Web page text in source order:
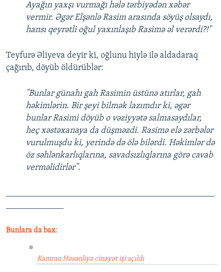
Ayağın yaxşı vurmağı hələ tərbiyədən xəbər
vermir. Əgər Elşənlə Rasim arasında söyüş olsaydı,
hansı qeyrətli oğul yaxınlaşıb Rasimə əl verərdi?!"
Teyfurə Əliyeva deyir ki, oğlunu hiylə ilə aldadaraq
çağırıb, döyüb öldürüblər:
"Bunlar günahı gah Rasimin üstünə atırlar, gah
həkimlərin. Bir şeyi bilmək lazımdır ki, əgər
bunlar Rasimi döyüb o vəziyyətə salmasaydılar,
heç xəstəxanaya da düşməzdi. Rasimə elə zərbələr
vurulmuşdu ki, yerində də ölə bilərdi. Həkimlər də
öz səhlənkarlıqlarına, savadsızlıqlarına görə cavab
verməlidirlər".
Bunlara da bax:
Kamran Həsənliyə cinayət işi açıldı